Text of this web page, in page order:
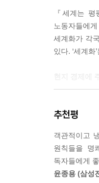
『세계는
노동자들에
세계화가 각
있다. ‘세계
운명을 스스
소비자들의
없다. 그 예
소비자들의
종국에는 전
추천평
객관적이고
원칙들을 명
독자들에게
윤종용 (삼성